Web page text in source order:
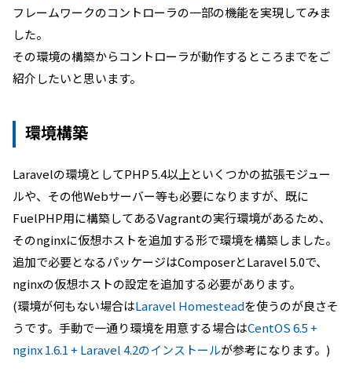
フレームワークのコントローラの一部の機能を実現してみま
した。
その環境の構築からコントローラが動作するところまでをご
紹介したいと思います。
環境構築
Laravelの環境としてPHP 5.4以上といくつかの拡張モジュー
ルや、その他Webサーバー等も必要になりますが、既に
FuelPHP用に構築してあるVagrantの実行環境があるため、
そのnginxに仮想ホストを追加する形で環境を構築しました。
追加で必要となるパッケージはComposerとLaravel 5.0で、
nginxの仮想ホストの設定を追加する必要があります。
(環境が何もない場合はLaravel Homesteadを使うのが良さそ
うです。手動で一通り環境を用意する場合はCentOS 6.5 +
nginx 1.6.1 + Laravel 4.2のインストールが参考になります。)